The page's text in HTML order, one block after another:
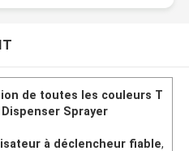
de toutes les couleurs T
Sprayer
à déclencheur fiable,